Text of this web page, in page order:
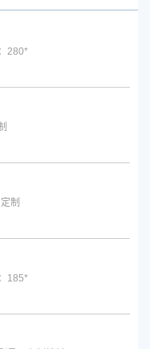
280*
制
185*